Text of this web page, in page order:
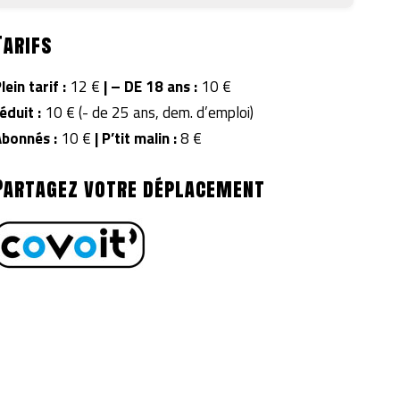
tarif :12 € |– DE 18 ans :10 €
:10 € (- de 25 ans, dem. d’emploi)
: 10 € | P’tit malin :8 €
votre déplacement